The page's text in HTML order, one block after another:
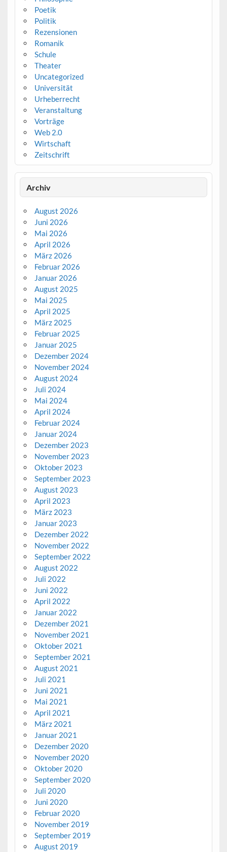
Poetik
Politik
Rezensionen
Romanik
Schule
Theater
Uncategorized
Universität
Urheberrecht
Veranstaltung
Vorträge
Web 2.0
Wirtschaft
Zeitschrift
Archiv
August 2026
Juni 2026
Mai 2026
April 2026
März 2026
Februar 2026
Januar 2026
August 2025
Mai 2025
April 2025
März 2025
Februar 2025
Januar 2025
Dezember 2024
November 2024
August 2024
Juli 2024
Mai 2024
April 2024
Februar 2024
Januar 2024
Dezember 2023
November 2023
Oktober 2023
September 2023
August 2023
April 2023
März 2023
Januar 2023
Dezember 2022
November 2022
September 2022
August 2022
Juli 2022
Juni 2022
April 2022
Januar 2022
Dezember 2021
November 2021
Oktober 2021
September 2021
August 2021
Juli 2021
Juni 2021
Mai 2021
April 2021
März 2021
Januar 2021
Dezember 2020
November 2020
Oktober 2020
September 2020
Juli 2020
Juni 2020
Februar 2020
November 2019
September 2019
August 2019